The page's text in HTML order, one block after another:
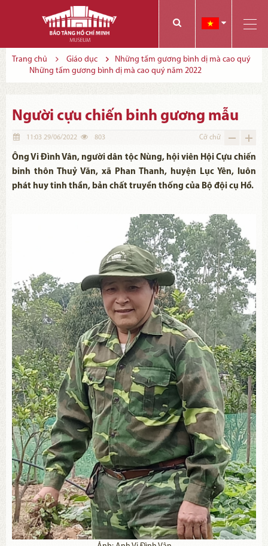
Trang chủ Giáo dục
Những tấm gương bình dị mà cao quý
Những tấm gương bình dị mà cao quý năm 2022
Người cựu chiến binh gương mẫu
11:03 29/06/2022 803 Cỡ chữ
Ông Vi Đình Vân, người dân tộc Nùng, hội viên Hội Cựu chiến
binh thôn Thuỷ Văn, xã Phan Thanh, huyện Lục Yên, luôn
phát huy tinh thần, bản chất truyền thống của Bộ đội cụ Hồ.